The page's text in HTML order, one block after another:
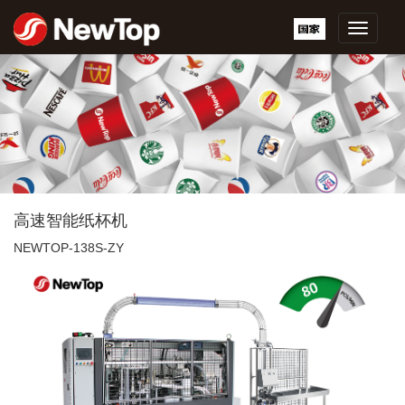
浙
江
新
德
宝
机
械
有
限
公
高速智能纸杯机
NEWTOP-138S-ZY